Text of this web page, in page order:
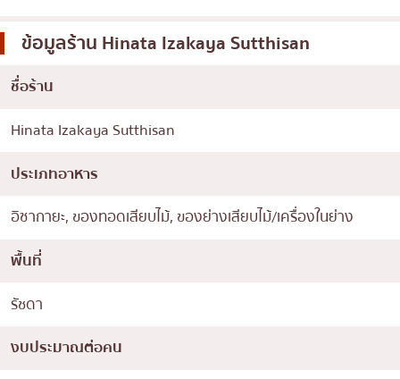
ข้อมูลร้าน Hinata Izakaya Sutthisan
ชื่อร้าน
Hinata Izakaya Sutthisan
ประเภทอาหาร
อิซากายะ, ของทอดเสียบไม้, ของย่างเสียบไม้/เครื่องในย่าง
พื้นที่
รัชดา
งบประมาณต่อคน